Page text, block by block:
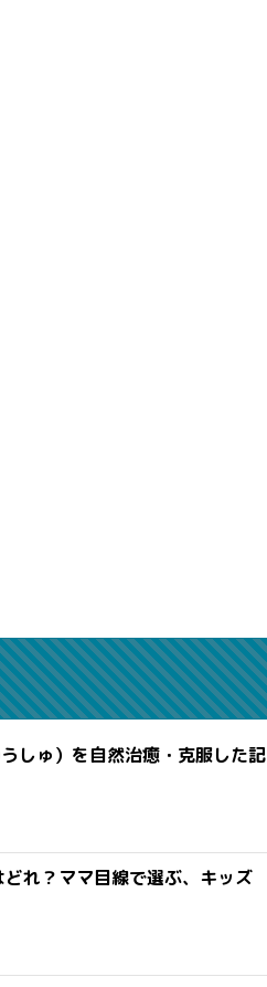
しゅ）を自然治癒・克服した記
れ？ママ目線で選ぶ、キッズ